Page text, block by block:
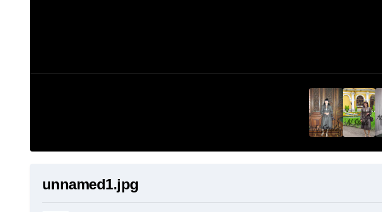
unnamed1.jpg